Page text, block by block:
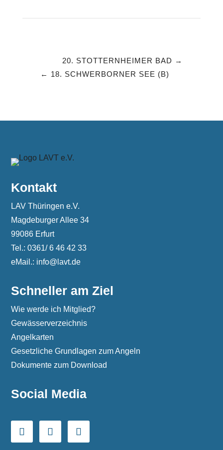
20. STOTTERNHEIMER BAD
18. SCHWERBORNER SEE (B)
Kontakt
LAV Thüringen e.V.
Magdeburger Allee 34
99086 Erfurt
Tel.: 0361/ 6 46 42 33
eMail.: info@lavt.de
Schneller am Ziel
Wie werde ich Mitglied?
Gewässerverzeichnis
Angelkarten
Gesetzliche Grundlagen zum Angeln
Dokumente zum Download
Social Media